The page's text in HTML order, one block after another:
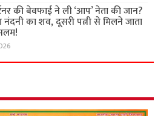
की बेवफाई ने ली ‘आप’ नेता की जान?
का शव, दूसरी पत्नी से मिलने जाता